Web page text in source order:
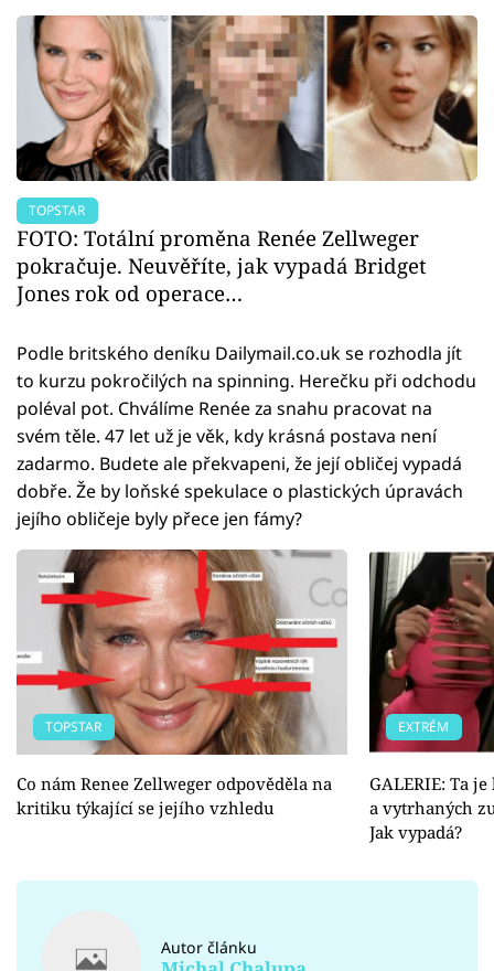
TOPSTAR
FOTO: Totální proměna Renée Zellweger
pokračuje. Neuvěříte, jak vypadá Bridget
Jones rok od operace…
Podle britského deníku Dailymail.co.uk se rozhodla jít
to kurzu pokročilých na spinning. Herečku při odchodu
poléval pot. Chválíme Renée za snahu pracovat na
svém těle. 47 let už je věk, kdy krásná postava není
zadarmo. Budete ale překvapeni, že její obličej vypadá
dobře. Že by loňské spekulace o plastických úpravách
jejího obličeje byly přece jen fámy?
TOPSTAR
Co nám Renee Zellweger odpověděla na
kritiku týkající se jejího vzhledu
EXTRÉM
GALERIE: Ta
a vytrhaných
Jak vypadá?
Autor článku